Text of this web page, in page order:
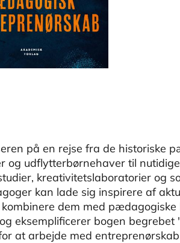
på en rejse fra de historiske
og udflytterbørnehaver til
kreativitetslaboratorier og
kan lade sig inspirere af
dem med
eksemplificerer bogen
at arbejde med